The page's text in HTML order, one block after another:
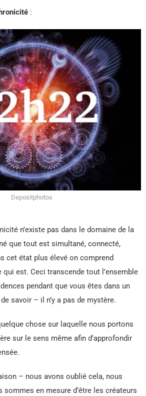
:
Depositphotos
n’existe pas dans le domaine de la
que tout est simultané, connecté,
cet état plus élevé on comprend
qui est. Ceci transcende tout l’ensemble
pendant que vous êtes dans un
savoir – il n’y a pas de mystère.
chose sur laquelle nous portons
sur le sens même afin d’approfondir
– nous avons oublié cela, nous
sommes en mesure d’être les créateurs